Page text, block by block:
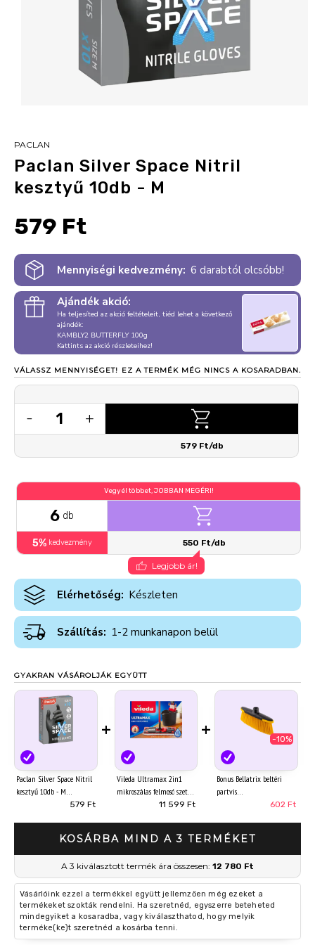
PACLAN
Paclan Silver Space Nitril
kesztyű 10db - M
579 Ft
Mennyiségi kedvezmény: 6 darabtól olcsóbb!
Ajándék akció:
Ha teljesíted az akció feltételeit, tiéd lehet a következő
ajándék:
KAMBLY2 BUTTERFLY 100g
Kattints az akció részleteihez!
VÁLASSZ MENNYISÉGET! EZ A TERMÉK MÉG NINCS A KOSARADBAN.
- 1 +
579 Ft/db
Vegyél többet, JOBBAN MEGÉRI!
6 db
5% kedvezmény 550 Ft/db
Legjobb ár!
Elérhetőség: Készleten
Szállítás: 1-2 munkanapon belül
GYAKRAN VÁSÁROLJÁK EGYÜTT
Paclan Silver Space Nitril
kesztyű 10db - M
579 Ft
+
Vileda Ultramax 2in1
mikroszálas felmosó szett
11 599 Ft
+
-10%
Bonus Bellatrix beltéri
partvis
602 Ft
KOSÁRBA MIND A 3 TERMÉKET
A 3 kiválasztott termék ára összesen: 12 780 Ft
Vásárlóink ezzel a termékkel együtt jellemzően még ezeket a
termékeket szokták rendelni. Ha szeretnéd, egyszerre beteheted
mindegyiket a kosaradba, vagy kiválaszthatod, hogy melyik
terméke(ke)t szeretnéd a kosárba tenni.